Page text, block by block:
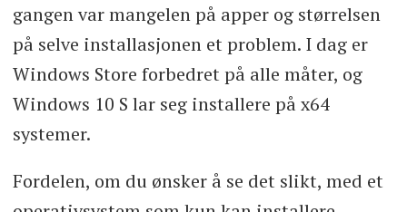
gangen var mangelen på apper og størrelsen
på selve installasjonen et problem. I dag er
Windows Store forbedret på alle måter, og
Windows 10 S lar seg installere på x64
systemer.
Fordelen, om du ønsker å se det slikt, med et